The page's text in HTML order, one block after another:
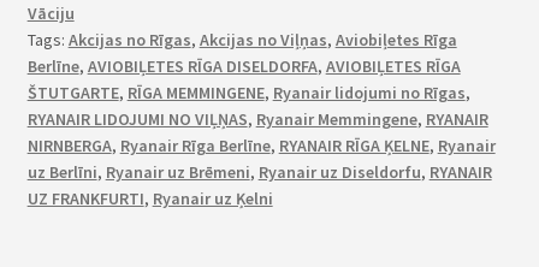
Vāciju
Tags: Akcijas no Rīgas, Akcijas no Viļņas, Aviobiļetes Rīga
Berlīne, AVIOBIĻETES RĪGA DISELDORFA, AVIOBIĻETES RĪGA
ŠTUTGARTE, RĪGA MEMMINGENE, Ryanair lidojumi no Rīgas,
RYANAIR LIDOJUMI NO VIĻŅAS, Ryanair Memmingene, RYANAIR
NIRNBERGA, Ryanair Rīga Berlīne, RYANAIR RĪGA ĶELNE, Ryanair
uz Berlīni, Ryanair uz Brēmeni, Ryanair uz Diseldorfu, RYANAIR
UZ FRANKFURTI, Ryanair uz Ķelni